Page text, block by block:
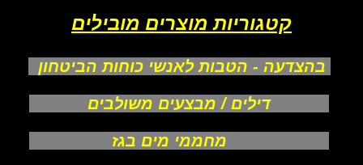
קטגוריות מוצרים מובילים
בהצדעה - הטבות לאנשי כוחות הביטחון
דילים / מבצעים משולבים
מחממי מים בגז